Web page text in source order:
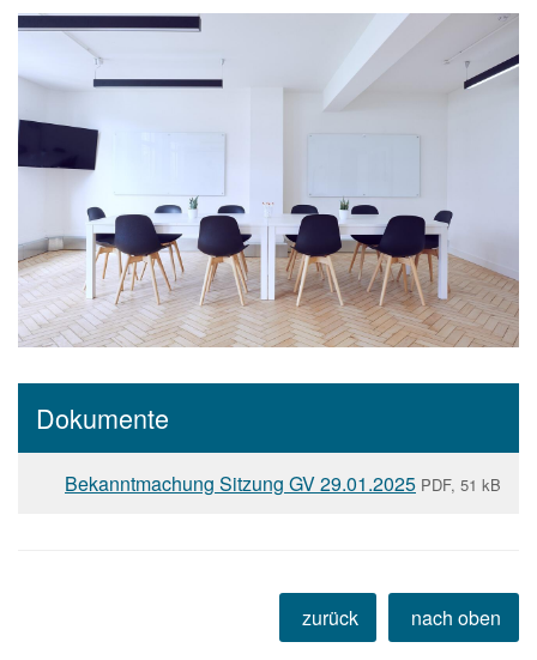
Dokumente
Bekanntmachung Sitzung GV 29.01.2025 PDF, 51 kB
zurück nach oben